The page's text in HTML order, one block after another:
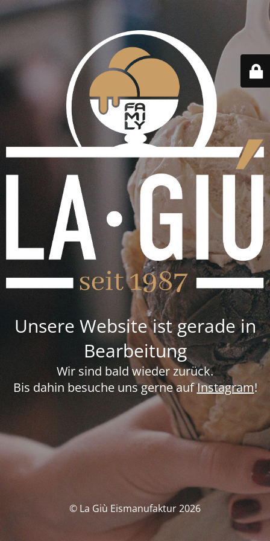
Unsere Website ist gerade in
Bearbeitung
Wir sind bald wieder zurück.
Bis dahin besuche uns gerne aufInstagram!
© La Giù Eismanufaktur 2026